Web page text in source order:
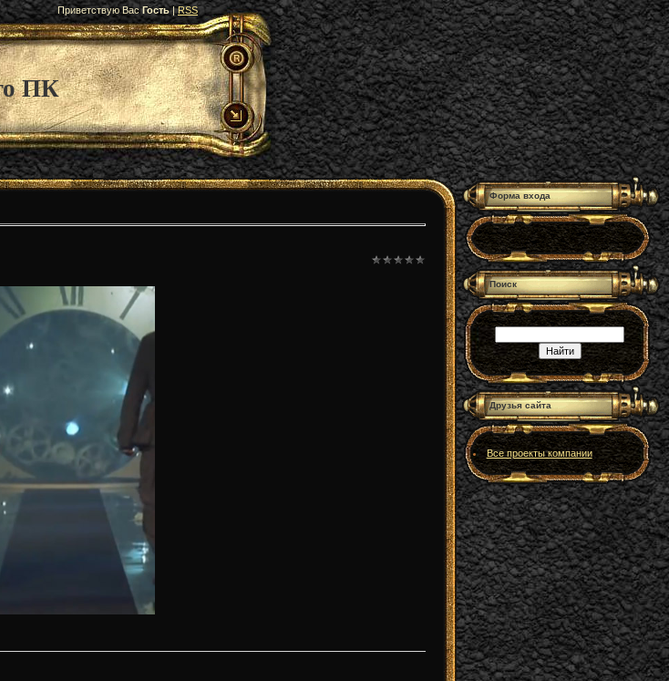
Приветствую Вас Гость|RSS
ПК
Форма входа
Поиск
Друзья сайта
Все проекты компании